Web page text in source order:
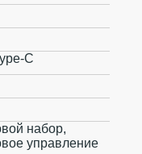
C
набор,
управление